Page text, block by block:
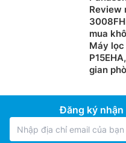
Review
mua
Máy
gian
Đăng ký